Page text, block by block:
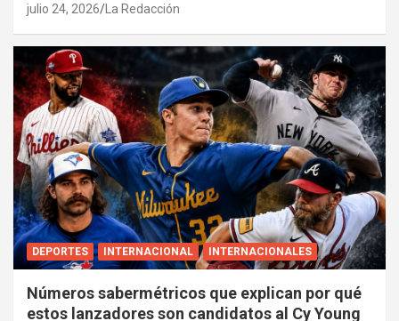
julio 24, 2026 La Redacción
DEPORTES INTERNACIONAL INTERNACIONALES
Números sabermétricos que explican por qué
estos lanzadores son candidatos al Cy Young